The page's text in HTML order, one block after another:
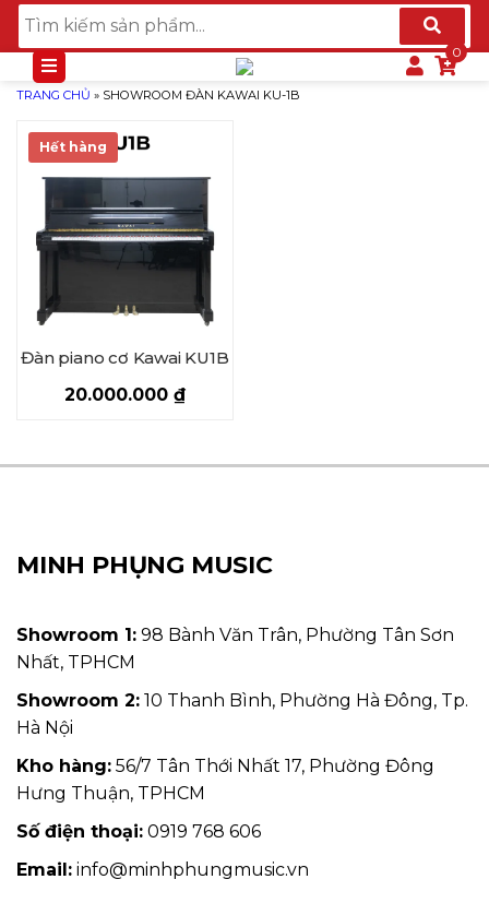
TRANG CHỦ » SHOWROOM ĐÀN KAWAI KU-1B
Hết hàng
Đàn piano cơ Kawai KU1B
20.000.000 ₫
MINH PHỤNG MUSIC
Showroom 1: 98 Bành Văn Trân, Phường Tân Sơn
Nhất, TPHCM
Showroom 2: 10 Thanh Bình, Phường Hà Đông, Tp.
Hà Nội
Kho hàng: 56/7 Tân Thới Nhất 17, Phường Đông
Hưng Thuận, TPHCM
Số điện thoại: 0919 768 606
Email: info@minhphungmusic.vn